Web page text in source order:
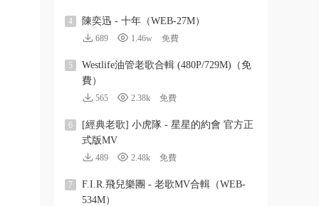
4 陳奕迅 - 十年（WEB-27M）
689 1.46w 免費
5
Westlife油管老歌合輯 (480P/729M)（免
費）
565 2.38k 免費
6
[經典老歌] 小虎隊 - 星星的約會 官方正
式版MV
489 2.48k 免費
7
F.I.R.飛兒樂團 - 老歌MV合輯（WEB-
534M）